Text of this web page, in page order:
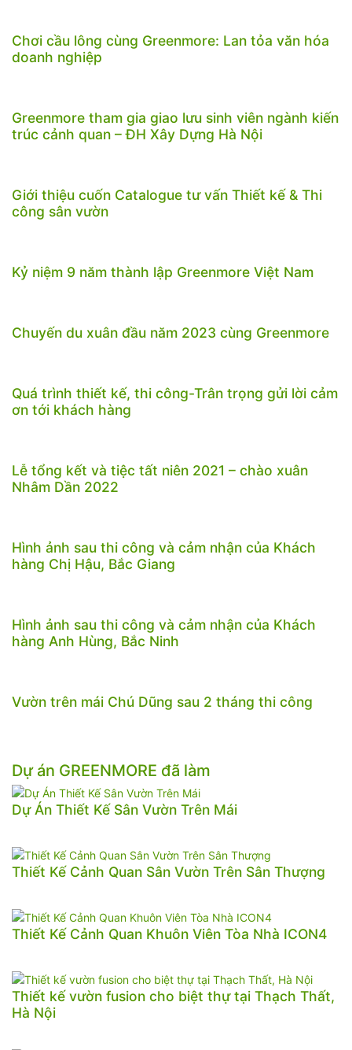
Chơi cầu lông cùng Greenmore: Lan tỏa văn hóa
doanh nghiệp
Greenmore tham gia giao lưu sinh viên ngành kiến
trúc cảnh quan – ĐH Xây Dựng Hà Nội
Giới thiệu cuốn Catalogue tư vấn Thiết kế & Thi
công sân vườn
Kỷ niệm 9 năm thành lập Greenmore Việt Nam
Chuyến du xuân đầu năm 2023 cùng Greenmore
Quá trình thiết kế, thi công-Trân trọng gửi lời cảm
ơn tới khách hàng
Lễ tổng kết và tiệc tất niên 2021 – chào xuân
Nhâm Dần 2022
Hình ảnh sau thi công và cảm nhận của Khách
hàng Chị Hậu, Bắc Giang
Hình ảnh sau thi công và cảm nhận của Khách
hàng Anh Hùng, Bắc Ninh
Vườn trên mái Chú Dũng sau 2 tháng thi công
Dự án GREENMORE đã làm
Dự Án Thiết Kế Sân Vườn Trên Mái
Thiết Kế Cảnh Quan Sân Vườn Trên Sân Thượng
Thiết Kế Cảnh Quan Khuôn Viên Tòa Nhà ICON4
Thiết kế vườn fusion cho biệt thự tại Thạch Thất,
Hà Nội